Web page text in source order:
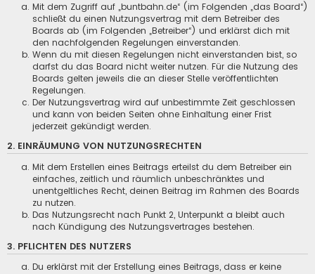
Mit dem Zugriff auf „buntbahn.de“ (im Folgenden „das Board“)
schließt du einen Nutzungsvertrag mit dem Betreiber des
Boards ab (im Folgenden „Betreiber“) und erklärst dich mit
den nachfolgenden Regelungen einverstanden.
Wenn du mit diesen Regelungen nicht einverstanden bist, so
darfst du das Board nicht weiter nutzen. Für die Nutzung des
Boards gelten jeweils die an dieser Stelle veröffentlichten
Regelungen.
Der Nutzungsvertrag wird auf unbestimmte Zeit geschlossen
und kann von beiden Seiten ohne Einhaltung einer Frist
jederzeit gekündigt werden.
2. EINRÄUMUNG VON NUTZUNGSRECHTEN
Mit dem Erstellen eines Beitrags erteilst du dem Betreiber ein
einfaches, zeitlich und räumlich unbeschränktes und
unentgeltliches Recht, deinen Beitrag im Rahmen des Boards
zu nutzen.
Das Nutzungsrecht nach Punkt 2, Unterpunkt a bleibt auch
nach Kündigung des Nutzungsvertrages bestehen.
3. PFLICHTEN DES NUTZERS
Du erklärst mit der Erstellung eines Beitrags, dass er keine